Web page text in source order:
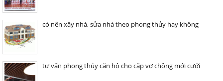
có nên xây nhà, sửa nhà theo phong thủy hay không
tư vấn phong thủy căn hộ cho cặp vợ chồng mới cưới